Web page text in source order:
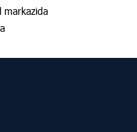
markazida